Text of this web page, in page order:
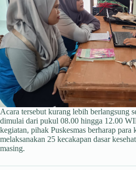
Acara tersebut kurang lebih berlangsung
dimulai dari pukul 08.00 hingga 12.00
kegiatan, pihak Puskesmas berharap para
melaksanakan 25 kecakapan dasar
masing.